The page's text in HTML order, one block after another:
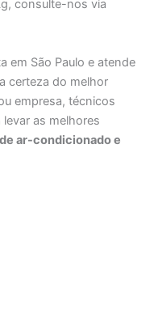
consulte-nos via
em São Paulo e atende
certeza do melhor
empresa, técnicos
as melhores
ar-condicionado e